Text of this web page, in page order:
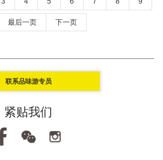
最后一页 下一页
联系品味游专员
紧贴我们